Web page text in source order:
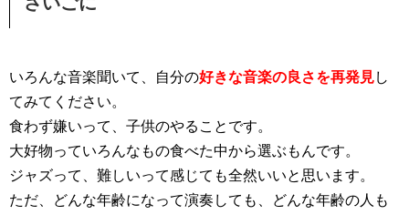
いろんな音楽聞いて、自分の好きな音楽の良さを再発見し
てみてください。
食わず嫌いって、子供のやることです。
大好物っていろんなもの食べた中から選ぶもんです。
ジャズって、難しいって感じても全然いいと思います。
ただ、どんな年齢になって演奏しても、どんな年齢の人も